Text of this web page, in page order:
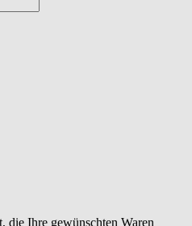
die Ihre gewünschten Waren